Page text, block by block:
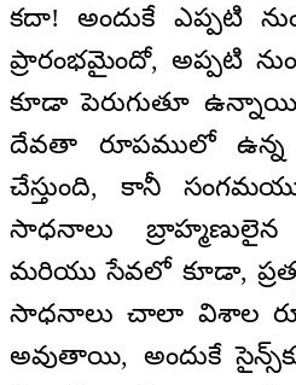
కదా! అందుకే ఎప్పటి
ప్రారంభమైందో, అప్పటి
కూడా పెరుగుతూ
దేవతా రూపములో
చేస్తుంది, కానీ
సాధనాలు
మరియు సేవలో కూడా,
సాధనాలు చాలా విశాల
అవుతాయి, అందుకే